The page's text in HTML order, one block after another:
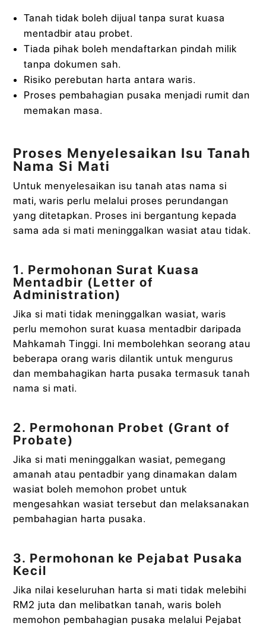
Tanah tidak boleh dijual tanpa surat kuasa
mentadbir atau probet.
Tiada pihak boleh mendaftarkan pindah milik
tanpa dokumen sah.
Risiko perebutan harta antara waris.
Proses pembahagian pusaka menjadi rumit dan
memakan masa.
Proses Menyelesaikan Isu Tanah
Nama Si Mati
Untuk menyelesaikan isu tanah atas nama si
mati, waris perlu melalui proses perundangan
yang ditetapkan. Proses ini bergantung kepada
sama ada si mati meninggalkan wasiat atau tidak.
1. Permohonan Surat Kuasa
Mentadbir (Letter of
Administration)
Jika si mati tidak meninggalkan wasiat, waris
perlu memohon surat kuasa mentadbir daripada
Mahkamah Tinggi. Ini membolehkan seorang atau
beberapa orang waris dilantik untuk mengurus
dan membahagikan harta pusaka termasuk tanah
nama si mati.
2. Permohonan Probet (Grant of
Probate)
Jika si mati meninggalkan wasiat, pemegang
amanah atau pentadbir yang dinamakan dalam
wasiat boleh memohon probet untuk
mengesahkan wasiat tersebut dan melaksanakan
pembahagian harta pusaka.
3. Permohonan ke Pejabat Pusaka
Kecil
Jika nilai keseluruhan harta si mati tidak melebihi
RM2 juta dan melibatkan tanah, waris boleh
memohon pembahagian pusaka melalui Pejabat